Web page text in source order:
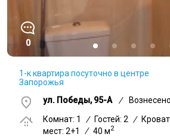
0
1-к квартира посуточно в центре
Запорожья
ул. Победы, 95-А /
Комнат: 1
/ Гостей: 2 /
мест: 2+1
/ 40 м2